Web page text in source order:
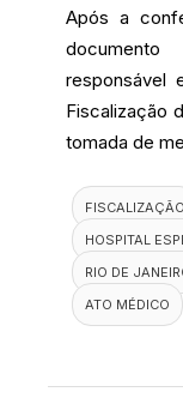
Após a
responsável
Fiscalização
tomada de
FISCALIZAÇÃO
HOSPITAL
RIO DE
ATO MÉDICO